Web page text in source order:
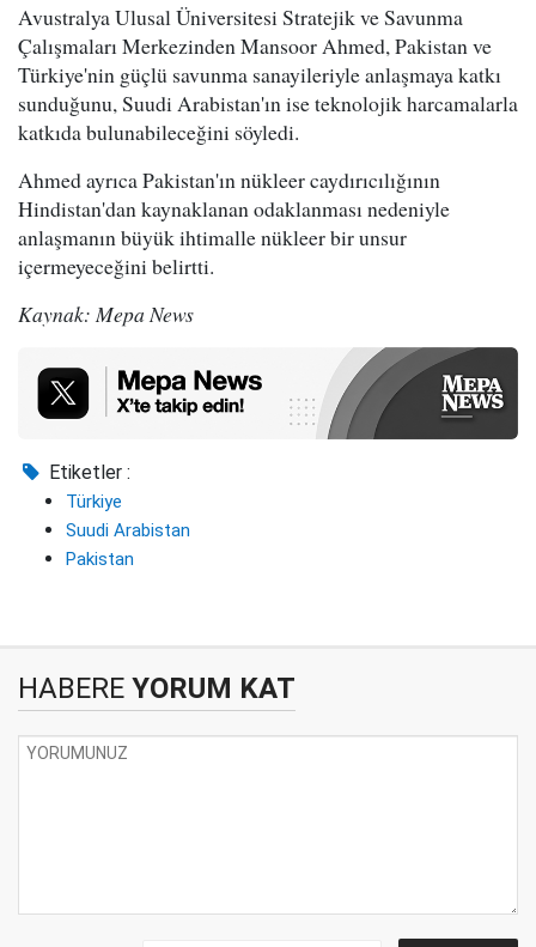
Avustralya Ulusal Üniversitesi Stratejik ve Savunma
Çalışmaları Merkezinden Mansoor Ahmed, Pakistan ve
Türkiye'nin güçlü savunma sanayileriyle anlaşmaya katkı
sunduğunu, Suudi Arabistan'ın ise teknolojik harcamalarla
katkıda bulunabileceğini söyledi.
Ahmed ayrıca Pakistan'ın nükleer caydırıcılığının
Hindistan'dan kaynaklanan odaklanması nedeniyle
anlaşmanın büyük ihtimalle nükleer bir unsur
içermeyeceğini belirtti.
Kaynak: Mepa News
Etiketler :
Türkiye
Suudi Arabistan
Pakistan
HABERE YORUM KAT